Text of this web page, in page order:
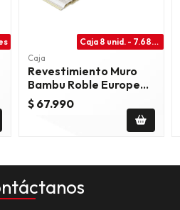
Caja 8 unid. - 7.68m2
Caja
Revestimiento Muro
Bambu Roble Europeo -
Hc-136
$ 67.990